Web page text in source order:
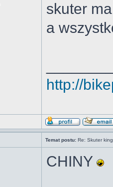
skuter
a
http://
Temat postu: Re: Skuter
CHINY